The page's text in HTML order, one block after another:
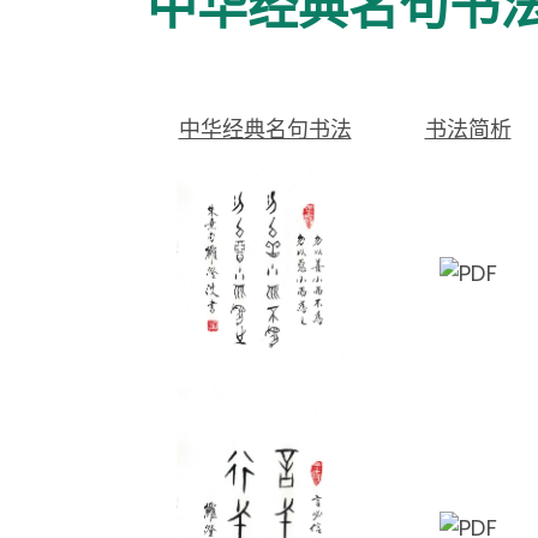
中华经典名句书法 书法简析